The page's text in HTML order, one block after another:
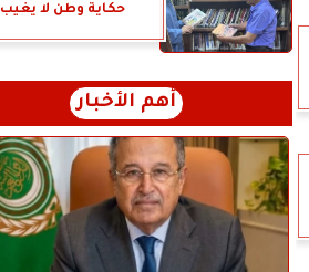
حكاية وطن لا يغيب
أهم الأخبار